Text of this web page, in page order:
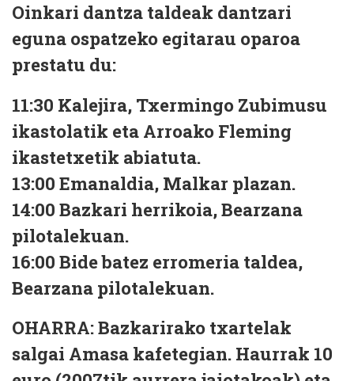
Oinkari dantza taldeak dantzari
eguna ospatzeko egitarau oparoa
prestatu du:
11:30 Kalejira, Txermingo Zubimusu
ikastolatik eta Arroako Fleming
ikastetxetik abiatuta.
13:00 Emanaldia, Malkar plazan.
14:00 Bazkari herrikoia, Bearzana
pilotalekuan.
16:00 Bide batez erromeria taldea,
Bearzana pilotalekuan.
OHARRA: Bazkarirako txartelak
salgai Amasa kafetegian. Haurrak 10